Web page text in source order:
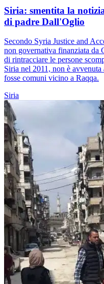
Siria: smentita la
di padre Dall'Oglio
Secondo Syria Justice and
non governativa finanziata da
di rintracciare le persone
Siria nel 2011, non è
fosse comuni vicino a Raqqa.
Siria